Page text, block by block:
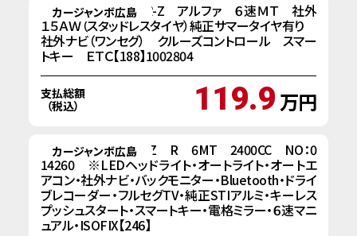
カージャンボ広島
H２２y ホンダ CR-Z アルファ ６速ＭＴ 社外
１５ＡＷ（スタッドレスタイヤ）純正サマータイヤ有り
社外ナビ（ワンセグ） クルーズコントロール スマー
トキー ＥＴＣ【188】1002804
支払総額
（税込）
119.9万円
カージャンボ広島
R５年式 スバルBRZ R 6MT 2400CC NO：0
14260 ※LEDヘッドライト・オートライト・オートエ
アコン・社外ナビ・バックモニター・Bluetooth・ドライ
ブレコーダー・フルセグTV・純正STIアルミ・キーレス
プッシュスタート・スマートキー・電格ミラー・６速マニ
ュアル・ISOFIX【246】